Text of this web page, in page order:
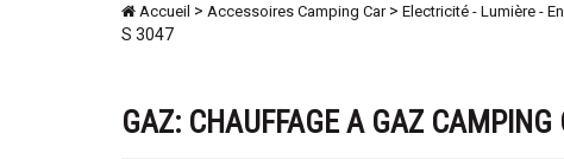
Accueil > Accessoires Camping Car> Electricité - Lumière -
S 3047
GAZ: CHAUFFAGE A GAZ